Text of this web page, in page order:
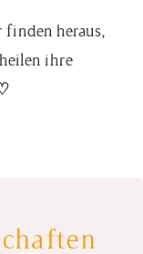
heraus,
ihre